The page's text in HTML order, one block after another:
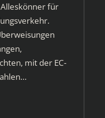
für
mit der EC-